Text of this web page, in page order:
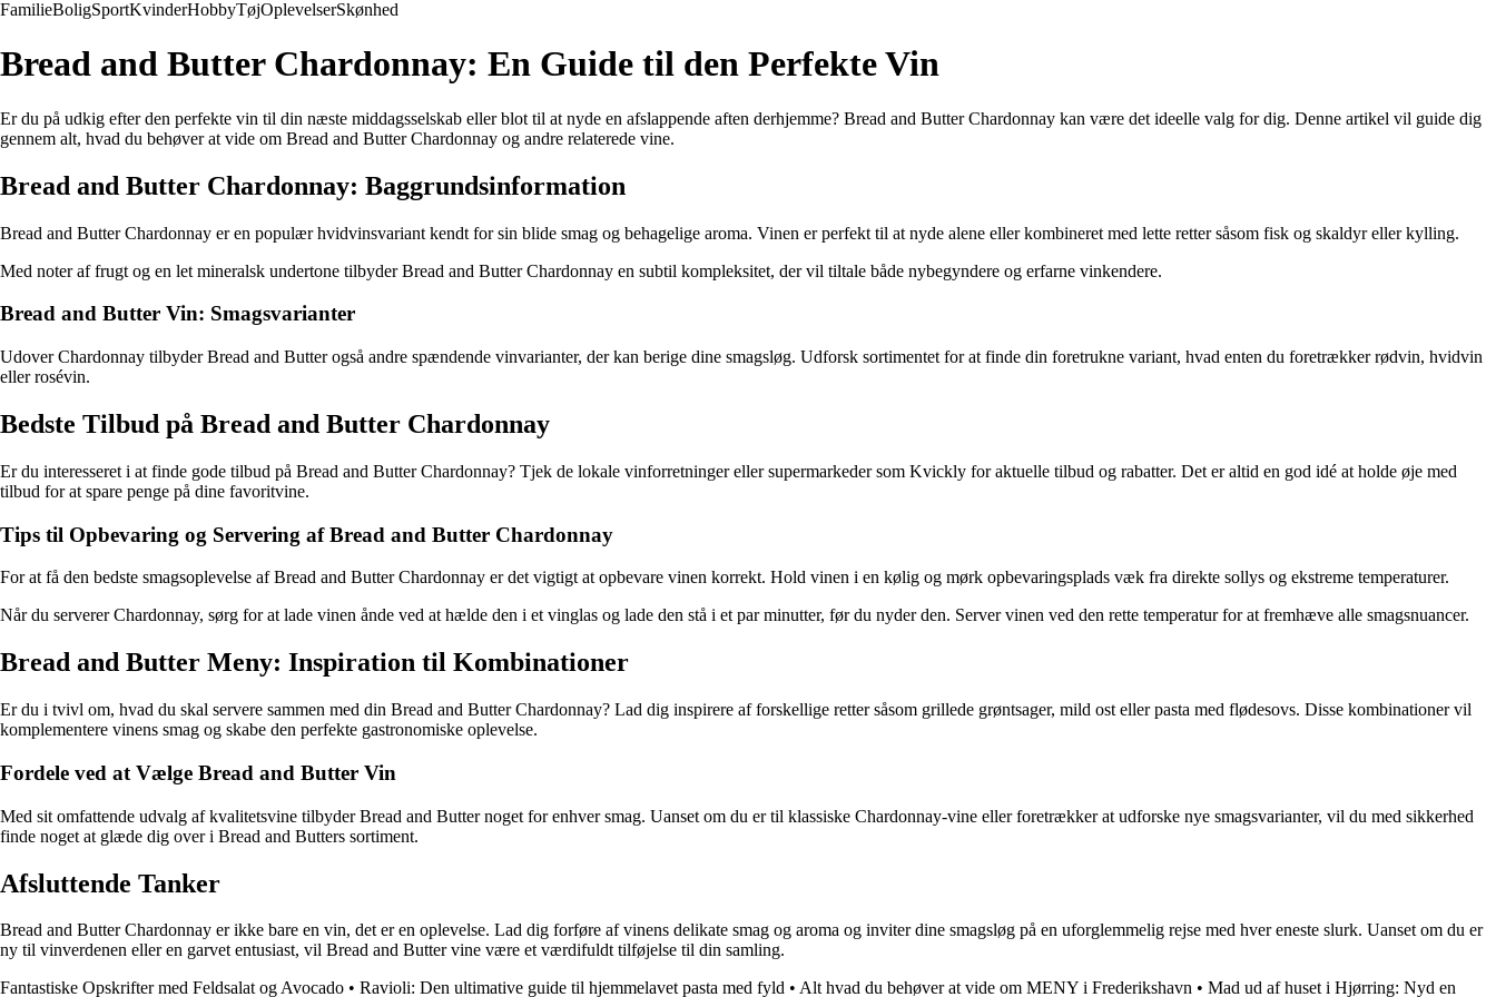
FamilieBoligSportKvinderHobbyTøjOplevelserSkønhed
Bread and Butter Chardonnay: En Guide til den Perfekte Vin
Er du på udkig efter den perfekte vin til din næste middagsselskab eller blot til at nyde en afslappende aften derhjemme? Bread and Butter Chardonnay kan være det ideelle valg for dig. Denne artikel vil guide dig
gennem alt, hvad du behøver at vide om Bread and Butter Chardonnay og andre relaterede vine.
Bread and Butter Chardonnay: Baggrundsinformation
Bread and Butter Chardonnay er en populær hvidvinsvariant kendt for sin blide smag og behagelige aroma. Vinen er perfekt til at nyde alene eller kombineret med lette retter såsom fisk og skaldyr eller kylling.
Med noter af frugt og en let mineralsk undertone tilbyder Bread and Butter Chardonnay en subtil kompleksitet, der vil tiltale både nybegyndere og erfarne vinkendere.
Bread and Butter Vin: Smagsvarianter
Udover Chardonnay tilbyder Bread and Butter også andre spændende vinvarianter, der kan berige dine smagsløg. Udforsk sortimentet for at finde din foretrukne variant, hvad enten du foretrækker rødvin, hvidvin
eller rosévin.
Bedste Tilbud på Bread and Butter Chardonnay
Er du interesseret i at finde gode tilbud på Bread and Butter Chardonnay? Tjek de lokale vinforretninger eller supermarkeder som Kvickly for aktuelle tilbud og rabatter. Det er altid en god idé at holde øje med
tilbud for at spare penge på dine favoritvine.
Tips til Opbevaring og Servering af Bread and Butter Chardonnay
For at få den bedste smagsoplevelse af Bread and Butter Chardonnay er det vigtigt at opbevare vinen korrekt. Hold vinen i en kølig og mørk opbevaringsplads væk fra direkte sollys og ekstreme temperaturer.
Når du serverer Chardonnay, sørg for at lade vinen ånde ved at hælde den i et vinglas og lade den stå i et par minutter, før du nyder den. Server vinen ved den rette temperatur for at fremhæve alle smagsnuancer.
Bread and Butter Meny: Inspiration til Kombinationer
Er du i tvivl om, hvad du skal servere sammen med din Bread and Butter Chardonnay? Lad dig inspirere af forskellige retter såsom grillede grøntsager, mild ost eller pasta med flødesovs. Disse kombinationer vil
komplementere vinens smag og skabe den perfekte gastronomiske oplevelse.
Fordele ved at Vælge Bread and Butter Vin
Med sit omfattende udvalg af kvalitetsvine tilbyder Bread and Butter noget for enhver smag. Uanset om du er til klassiske Chardonnay-vine eller foretrækker at udforske nye smagsvarianter, vil du med sikkerhed
finde noget at glæde dig over i Bread and Butters sortiment.
Afsluttende Tanker
Bread and Butter Chardonnay er ikke bare en vin, det er en oplevelse. Lad dig forføre af vinens delikate smag og aroma og inviter dine smagsløg på en uforglemmelig rejse med hver eneste slurk. Uanset om du er
ny til vinverdenen eller en garvet entusiast, vil Bread and Butter vine være et værdifuldt tilføjelse til din samling.
Fantastiske Opskrifter med Feldsalat og Avocado • Ravioli: Den ultimative guide til hjemmelavet pasta med fyld • Alt hvad du behøver at vide om MENY i Frederikshavn • Mad ud af huset i Hjørring: Nyd en